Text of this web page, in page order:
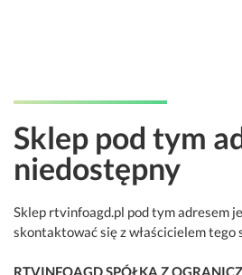
Sklep pod tym
niedostępny
Sklep rtvinfoagd.pl pod tym adresem
skontaktować się z właścicielem
RTVINFOAGD SPÓŁKA Z